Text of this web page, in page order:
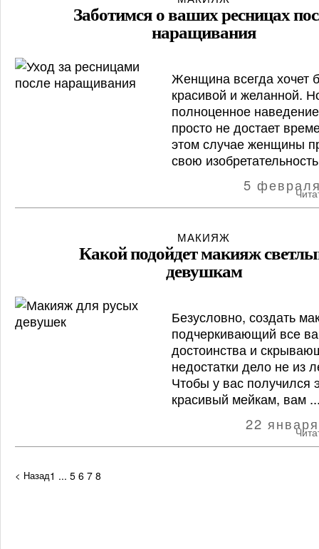
Заботимся о ваших ресницах
наращивания
Женщина всегда хочет
красивой и желанной.
полноценное
просто не достает
этом случае женщины
свою
5
МАКИЯЖ
Какой подойдет макияж
девушкам
Безусловно, создать
подчеркивающий все
достоинства и
недостатки дело не из
Чтобы у вас
красивый мейкам, вам
22 января
< Назад1 ... 5 6 7 8